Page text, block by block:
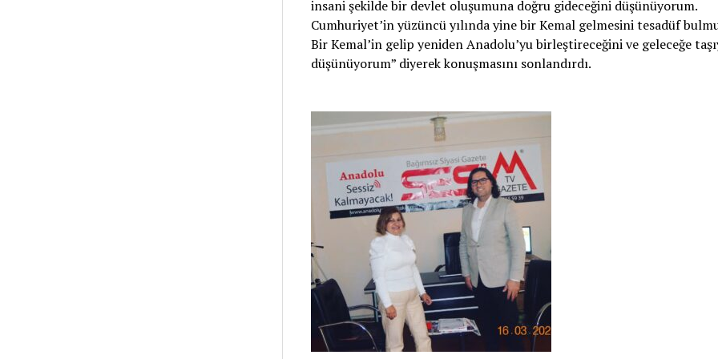
insani şekilde bir devlet oluşumuna doğru gideceğini düşünüyorum.
Cumhuriyet’in yüzüncü yılında yine bir Kemal gelmesini tesadüf
Bir Kemal’in gelip yeniden Anadolu’yu birleştireceğini ve geleceğe
düşünüyorum” diyerek konuşmasını sonlandırdı.